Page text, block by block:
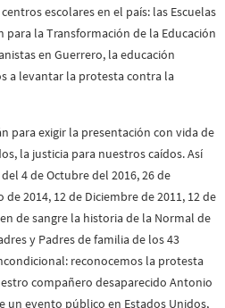
escolares en el país: las Escuelas
para la Transformación de la Educación
en Guerrero, la educación
a levantar la protesta contra la
para exigir la presentación con vida de
la justicia para nuestros caídos. Así
4 de Octubre del 2016, 26 de
2014, 12 de Diciembre de 2011, 12 de
de sangre la historia de la Normal de
y Padres de familia de los 43
reconocemos la protesta
compañero desaparecido Antonio
un evento público en Estados Unidos,